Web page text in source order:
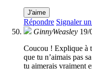
J'aime
Répondre Signaler
GinnyWeasley 19/
Coucou ! Explique à
que tu n’aimais pas
tu aimerais vraiment